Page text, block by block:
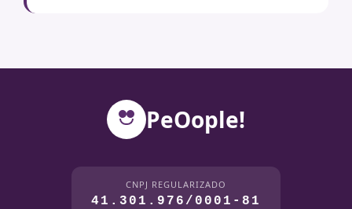
PeOople!
CNPJ REGULARIZADO
41.301.976/0001-81